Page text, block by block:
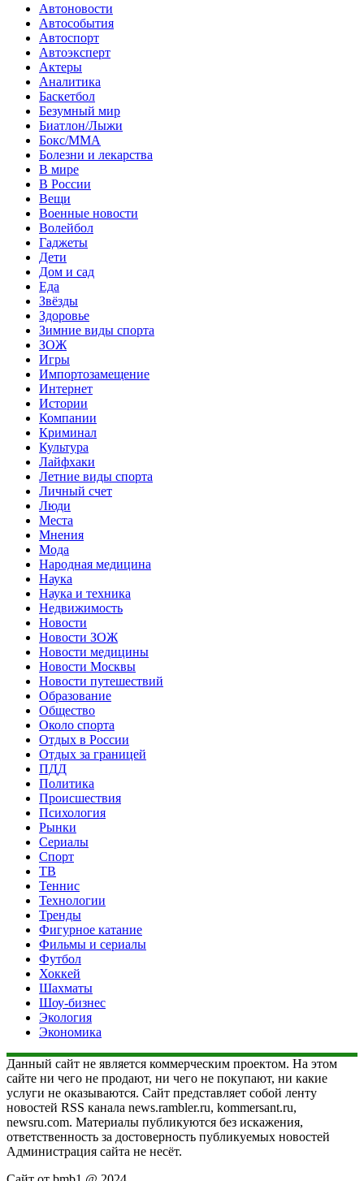
Автоновости
Автособытия
Автоспорт
Автоэксперт
Актеры
Аналитика
Баскетбол
Безумный мир
Биатлон/Лыжи
Бокс/MMA
Болезни и лекарства
В мире
В России
Вещи
Военные новости
Волейбол
Гаджеты
Дети
Дом и сад
Еда
Звёзды
Здоровье
Зимние виды спорта
ЗОЖ
Игры
Импортозамещение
Интернет
Истории
Компании
Криминал
Культура
Лайфхаки
Летние виды спорта
Личный счет
Люди
Места
Мнения
Мода
Народная медицина
Наука
Наука и техника
Недвижимость
Новости
Новости ЗОЖ
Новости медицины
Новости Москвы
Новости путешествий
Образование
Общество
Около спорта
Отдых в России
Отдых за границей
ПДД
Политика
Происшествия
Психология
Рынки
Сериалы
Спорт
ТВ
Теннис
Технологии
Тренды
Фигурное катание
Фильмы и сериалы
Футбол
Хоккей
Шахматы
Шоу-бизнес
Экология
Экономика
Данный сайт не является коммерческим проектом. На этом
сайте ни чего не продают, ни чего не покупают, ни какие
услуги не оказываются. Сайт представляет собой ленту
новостей RSS канала news.rambler.ru, kommersant.ru,
newsru.com. Материалы публикуются без искажения,
ответственность за достоверность публикуемых новостей
Администрация сайта не несёт.